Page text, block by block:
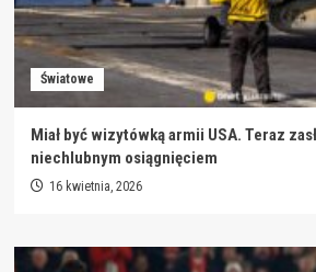
Światowe
Miał być wizytówką armii USA. Teraz
niechlubnym osiągnięciem
16 kwietnia, 2026